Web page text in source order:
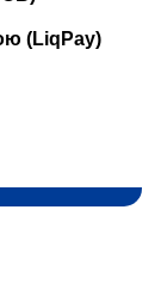
(LiqPay)